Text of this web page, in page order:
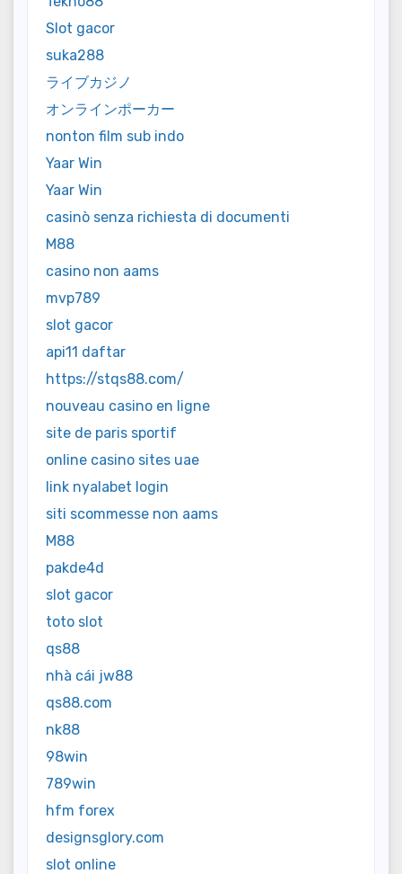
Slot gacor
suka288
ライブカジノ
オンラインポーカー
nonton film sub indo
Yaar Win
Yaar Win
casinò senza richiesta di documenti
M88
casino non aams
mvp789
slot gacor
api11 daftar
https://stqs88.com/
nouveau casino en ligne
site de paris sportif
online casino sites uae
link nyalabet login
siti scommesse non aams
M88
pakde4d
slot gacor
toto slot
qs88
nhà cái jw88
qs88.com
nk88
98win
789win
hfm forex
designsglory.com
slot online